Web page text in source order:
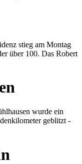
stieg am Montag
über 100. Das Robert
wurde ein
geblitzt -